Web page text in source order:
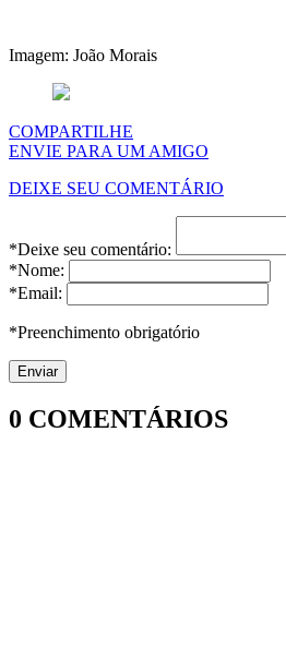
Imagem: João Morais
COMPARTILHE
ENVIE PARA UM AMIGO
DEIXE SEU COMENTÁRIO
*Deixe seu comentário:
*Nome:
*Email:
*Preenchimento obrigatório
0 COMENTÁRIOS